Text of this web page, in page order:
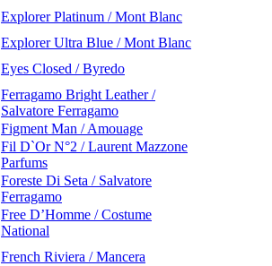
Explorer Platinum / Mont Blanc
Explorer Ultra Blue / Mont Blanc
Eyes Closed / Byredo
Ferragamo Bright Leather /
Salvatore Ferragamo
Figment Man / Amouage
Fil D`Or N°2 / Laurent Mazzone
Parfums
Foreste Di Seta / Salvatore
Ferragamo
Free D’Homme / Costume
National
French Riviera / Mancera